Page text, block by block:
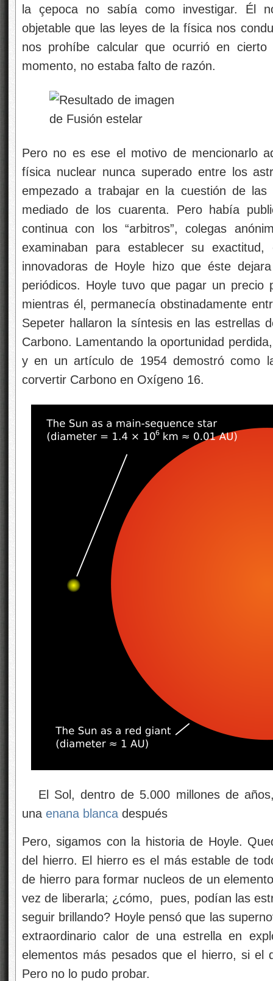
la çepoca no sabía como investigar. Él
objetable que las leyes de la física nos
nos prohíbe calcular que ocurrió en cierto
momento, no estaba falto de razón.
Pero no es ese el motivo de mencionarlo
física nuclear nunca superado entre los
empezado a trabajar en la cuestión de
mediado de los cuarenta. Pero había
continua con los “arbitros”, colegas
examinaban para establecer su
innovadoras de Hoyle hizo que éste
periódicos. Hoyle tuvo que pagar un
mientras él, permanecía obstinadamente
Sepeter hallaron la síntesis en las estrellas
Carbono. Lamentando la oportunidad
y en un artículo de 1954 demostró como
corvertir Carbono en Oxígeno 16.
El Sol, dentro de 5.000 millones de
una enana blanca después
Pero, sigamos con la historia de Hoyle.
del hierro. El hierro es el más estable de
de hierro para formar nucleos de un
vez de liberarla; ¿cómo, pues, podían las
seguir brillando? Hoyle pensó que las
extraordinario calor de una estrella en
elementos más pesados que el hierro, si el
Pero no lo pudo probar.